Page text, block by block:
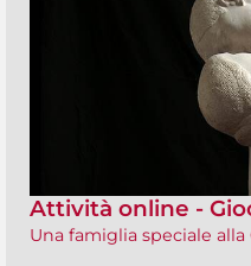
Attività online -
Una famiglia speciale alla